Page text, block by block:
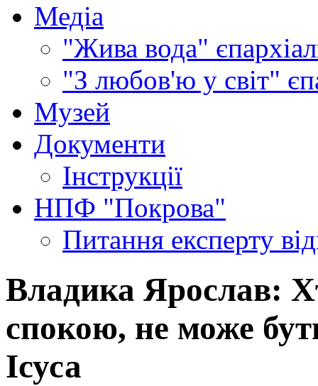
Медіа
"Жива вода"
"З любов'ю у світ"
Музей
Документи
Інструкції
НПФ "Покрова"
Питання експерту
Владика Ярослав:
спокою, не може
Ісуса